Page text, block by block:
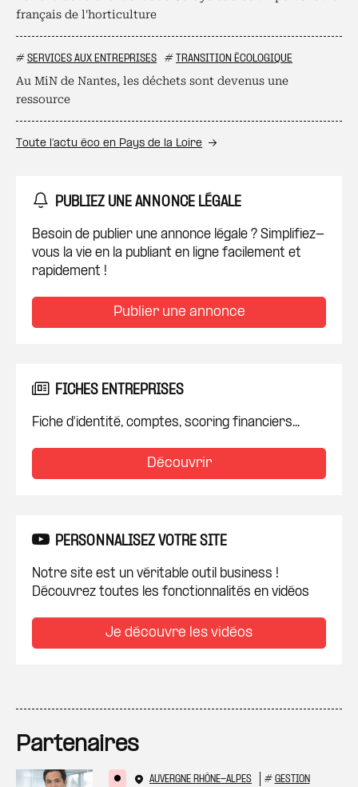
français de l'horticulture
# SERVICES AUX ENTREPRISES # TRANSITION ÉCOLOGIQUE
Au MiN de Nantes, les déchets sont devenus une
ressource
Toute l’actu éco en Pays de la Loire
PUBLIEZ UNE ANNONCE LÉGALE
Besoin de publier une annonce légale ? Simplifiez-
vous la vie en la publiant en ligne facilement et
rapidement !
Publier une annonce
FICHES ENTREPRISES
Fiche d'identité, comptes, scoring financiers...
Découvrir
PERSONNALISEZ VOTRE SITE
Notre site est un véritable outil business !
Découvrez toutes les fonctionnalités en vidéos
Je découvre les vidéos
Partenaires
AUVERGNE RHÔNE-ALPES # GESTION